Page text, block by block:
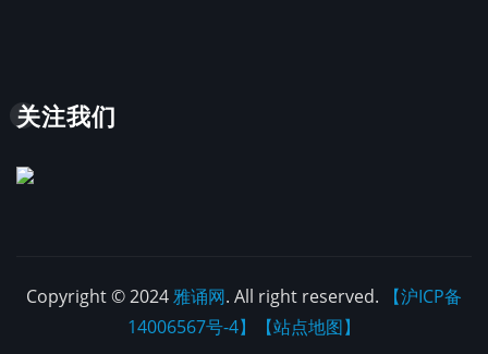
关注我们
Copyright © 2024雅诵网. All right reserved.
【沪ICP备
14006567号-4】
【站点地图】